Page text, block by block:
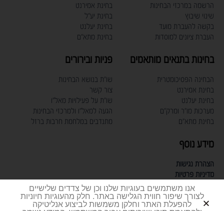
הרשמה במרכזי הבחינות
שינוי שיבוץ
בקשה להעברת מועד
העברת ציונים למוסדות
בחינת אמירנט
בחינת יע"ל
בחינת יעלנט
בחינת מתא"ם
בחינות בתנאים מותאמים
הבחינה הפסיכומטרית
בחינת אמירנט
בחינת יעלנט
מערכות מו"ר ומרק"ם
בחינת מתא"ם
פניות ובירורים
שו"ת בנושא הבחינות
צור קשר
שו"ת על פעילויות מאל"ו
הגעה למאל"ו ולמרכזי הבחינות
מתנדבים במלחמת חרבות ברזל
מידע נוסף
הצהרת נגישות
מדיניות פרטיות
תעודת תקן אבטחת מידע
דרושים
אנו משתמשים בעוגיות שלנו וכן של צדדים שלישיים
לצורך שיפור חווית הגלישה באתר. חלק מהעוגיות חיוניות
להפעלת האתר וחלקן משמשות לביצוע אנליטיקה